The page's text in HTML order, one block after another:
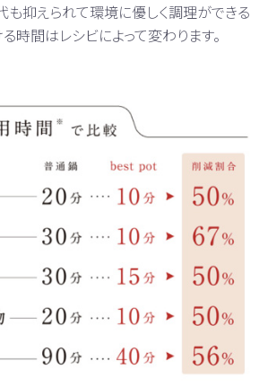
も抑えられて環境に優しく調理ができる
時間はレシビによって変わります。